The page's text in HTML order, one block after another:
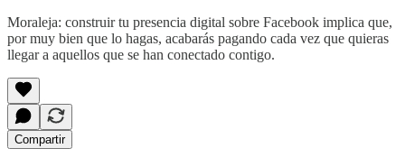
Moraleja: construir tu presencia digital sobre Facebook implica que,
por muy bien que lo hagas, acabarás pagando cada vez que quieras
llegar a aquellos que se han conectado contigo.
Compartir